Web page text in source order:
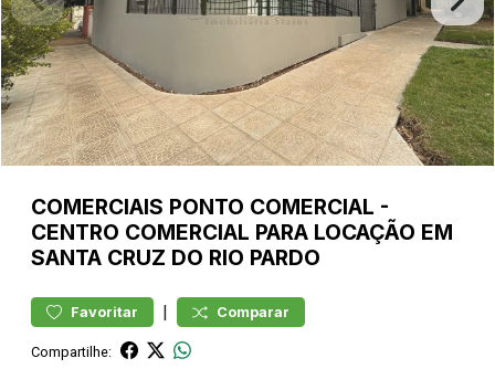
COMERCIAIS PONTO COMERCIAL -
CENTRO COMERCIAL PARA LOCAÇÃO EM
SANTA CRUZ DO RIO PARDO
Favoritar | Comparar
Compartilhe: